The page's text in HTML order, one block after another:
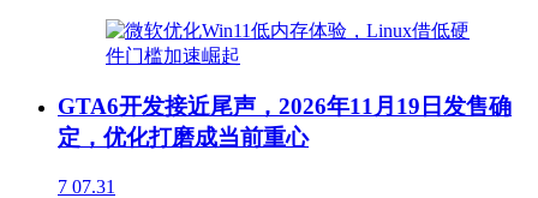
GTA6开发接近尾声，2026年11月19日发售确
定，优化打磨成当前重心
7 07.31